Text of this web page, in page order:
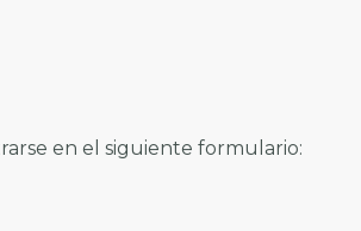
en el siguiente formulario: